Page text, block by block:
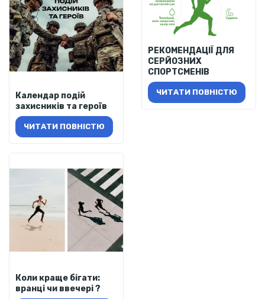
Календар подій
захисників та героїв
ЧИТАТИ ПОВНІСТЮ
РЕКОМЕНДАЦІЇ ДЛЯ
СЕРЙОЗНИХ
СПОРТСМЕНІВ
ЧИТАТИ ПОВНІСТЮ
Коли краще бігати:
вранці чи ввечері ?